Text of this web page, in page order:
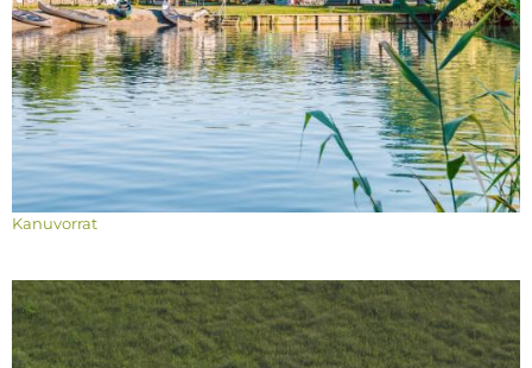
Kanuvorrat